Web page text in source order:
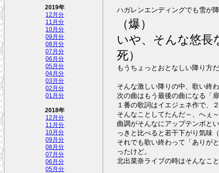
2019年
12月分
11月分
10月分
09月分
08月分
07月分
06月分
05月分
04月分
03月分
02月分
01月分
2018年
12月分
11月分
10月分
09月分
08月分
07月分
06月分
05月分
ハガレンエンディングでも雪が
（爆）
いや、そんな悠長
死）
もうちょっとおとなしい降り方
そんな激しい降りの中、歌い終
次の曲はもう最後の曲になる「
１番の歌詞はイエジェネ作で、
そんなことしてたんだ～、へぇ
曲調がそんなにアップテンポと
っきと比べると若干下がり気味
それでも歌い終わって「ありが
ったけど。
北出菜奈ライブの時はそんなこ